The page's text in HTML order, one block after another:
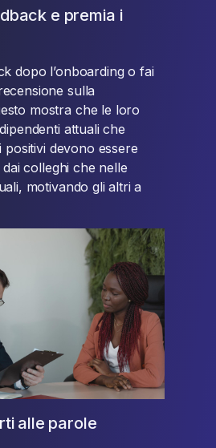
e premia i
dopo l’onboarding o fai
sulla
mostra che le loro
attuali che
devono essere
colleghi che nelle
motivando gli altri a
alle parole